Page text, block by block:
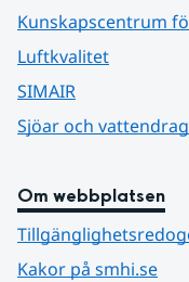
Kunskapscentrum
Luftkvalitet
SIMAIR
Sjöar och vattendrag
Om webbplatsen
Kakor på smhi.se